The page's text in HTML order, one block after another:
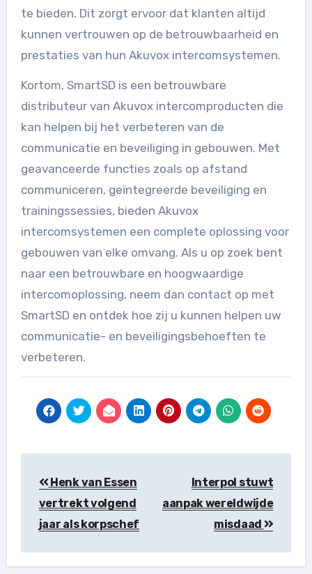
te bieden. Dit zorgt ervoor dat klanten altijd
kunnen vertrouwen op de betrouwbaarheid en
prestaties van hun Akuvox intercomsystemen.
Kortom, SmartSD is een betrouwbare
distributeur van Akuvox intercomproducten die
kan helpen bij het verbeteren van de
communicatie en beveiliging in gebouwen. Met
geavanceerde functies zoals op afstand
communiceren, geïntegreerde beveiliging en
trainingssessies, bieden Akuvox
intercomsystemen een complete oplossing voor
gebouwen van elke omvang. Als u op zoek bent
naar een betrouwbare en hoogwaardige
intercomoplossing, neem dan contact op met
SmartSD en ontdek hoe zij u kunnen helpen uw
communicatie- en beveiligingsbehoeften te
verbeteren.
Henk van Essen
vertrekt volgend
jaar als korpschef
Interpol stuwt
aanpak wereldwijde
misdaad